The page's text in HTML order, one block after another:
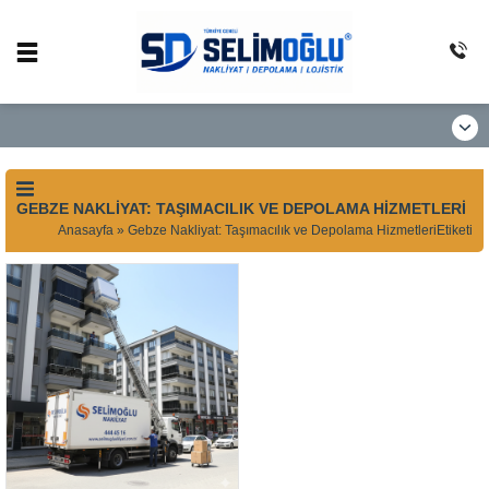
GEBZE NAKLIYAT: TAŞIMACILIK VE DEPOLAMA HIZMETLERI
Anasayfa » Gebze Nakliyat: Taşımacılık ve Depolama HizmetleriEtiketi